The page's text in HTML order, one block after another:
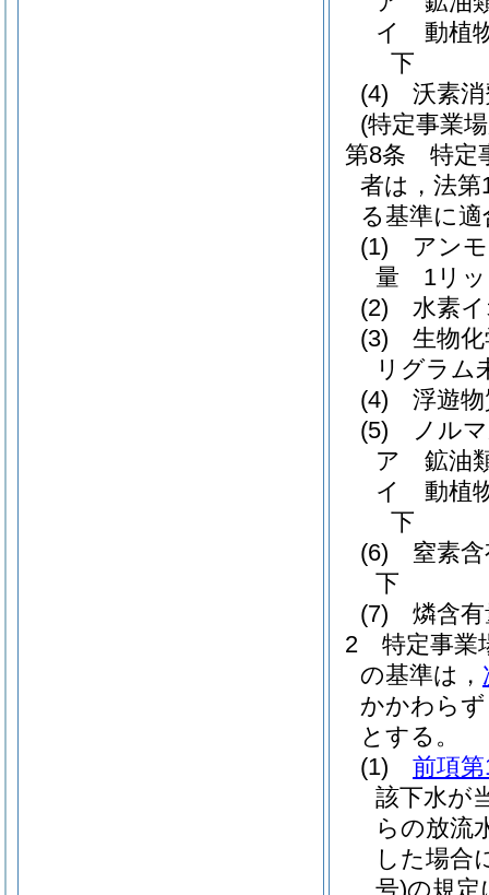
イ
動植
下
(4)
沃素
(特定事業
第8条
特定
者は，法
る基準に
(1)
アン
量 1リッ
(2)
水素
(3)
生物
リグラム
(4)
浮遊
(5)
ノル
ア
鉱油
イ
動植
下
(6)
窒素
下
(7)
燐含
2
特定事業
の基準は，
かかわら
とする。
(1)
前項
該下水が
らの放流
した場合
号)の規定